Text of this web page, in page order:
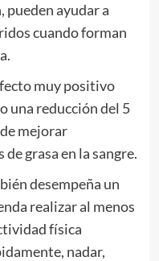
pueden ayudar a
cuando forman
muy positivo
una reducción del 5
mejorar
grasa en la sangre.
desempeña un
realizar al menos
física
nadar,